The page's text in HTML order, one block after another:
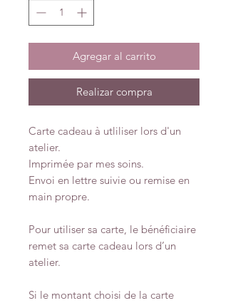
Agregar al carrito
Realizar compra
Carte cadeau à utliliser lors d'un
atelier.
Imprimée par mes soins.
Envoi en lettre suivie ou remise en
main propre.
Pour utiliser sa carte, le bénéficiaire
remet sa carte cadeau lors d’un
atelier.
Si le montant choisi de la carte